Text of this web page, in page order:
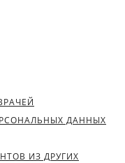
ДАННЫХ
ИЗ ДРУГИХ